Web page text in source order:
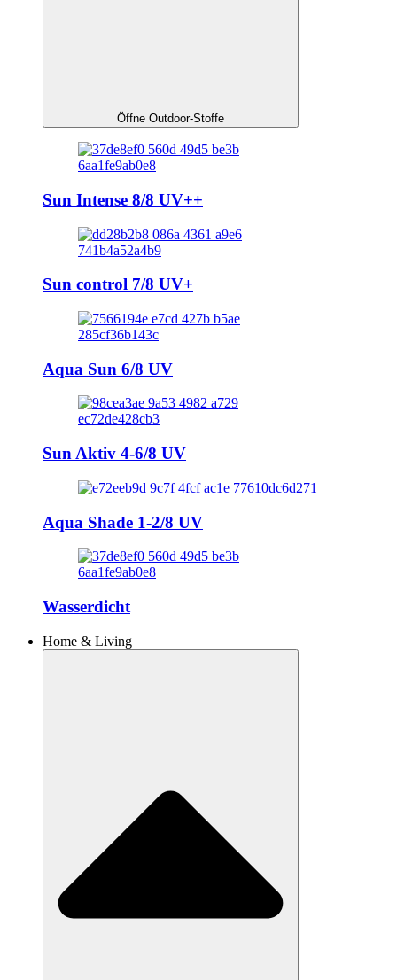
Öffne Outdoor-Stoffe
Sun Intense 8/8 UV++
Sun control 7/8 UV+
Aqua Sun 6/8 UV
Sun Aktiv 4-6/8 UV
Aqua Shade 1-2/8 UV
Wasserdicht
Home & Living